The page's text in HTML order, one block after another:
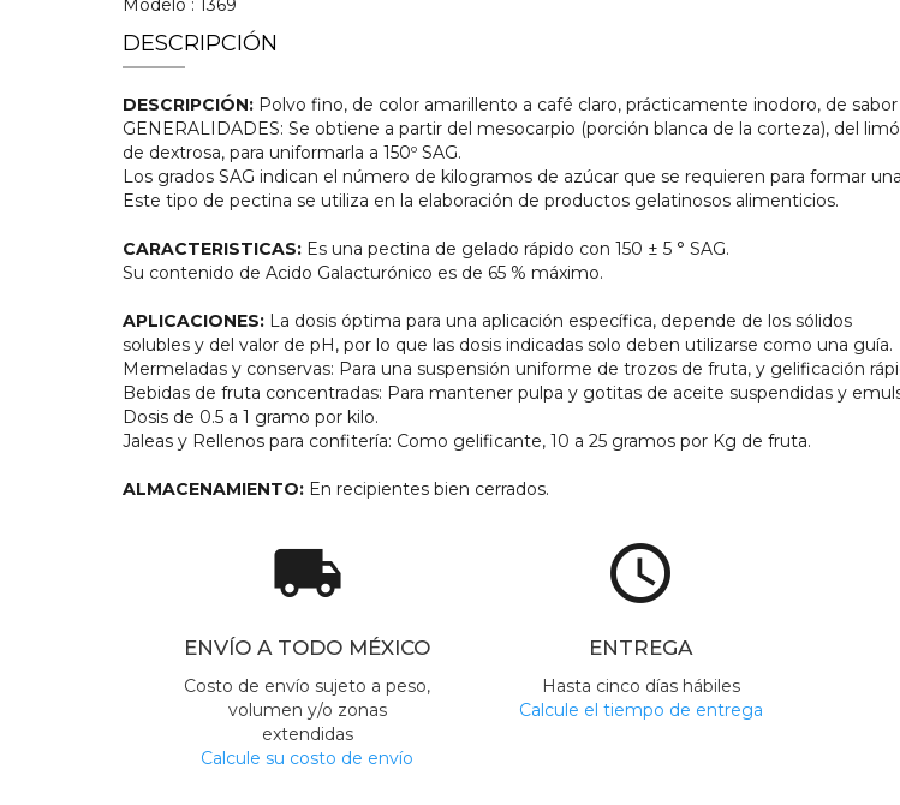
Modelo : 1369
DESCRIPCIÓN
DESCRIPCIÓN: Polvo fino, de color amarillento a café claro, prácticamente inodoro, de
GENERALIDADES: Se obtiene a partir del mesocarpio (porción blanca de la corteza), del
de dextrosa, para uniformarla a 150º SAG.
Los grados SAG indican el número de kilogramos de azúcar que se requieren para formar
Este tipo de pectina se utiliza en la elaboración de productos gelatinosos alimenticios.
CARACTERISTICAS: Es una pectina de gelado rápido con 150 ± 5 ° SAG.
Su contenido de Acido Galacturónico es de 65 % máximo.
APLICACIONES: La dosis óptima para una aplicación específica, depende de los sólidos
solubles y del valor de pH, por lo que las dosis indicadas solo deben utilizarse como una guía.
Mermeladas y conservas: Para una suspensión uniforme de trozos de fruta, y gelificación
Bebidas de fruta concentradas: Para mantener pulpa y gotitas de aceite suspendidas y
Dosis de 0.5 a 1 gramo por kilo.
Jaleas y Rellenos para confitería: Como gelificante, 10 a 25 gramos por Kg de fruta.
ALMACENAMIENTO: En recipientes bien cerrados.
local_shipping
ENVÍO A TODO MÉXICO
Costo de envío sujeto a peso,
volumen y/o zonas
extendidas
Calcule su costo de envío
access_time
ENTREGA
Hasta cinco días hábiles
Calcule el tiempo de entrega